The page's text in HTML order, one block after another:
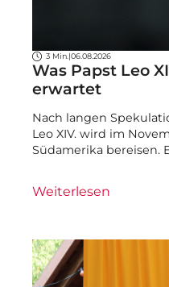
3 Min. |06.08.2026
Was Papst Leo
erwartet
Nach langen
Leo XIV. wird im
Südamerika bereisen.
Weiterlesen